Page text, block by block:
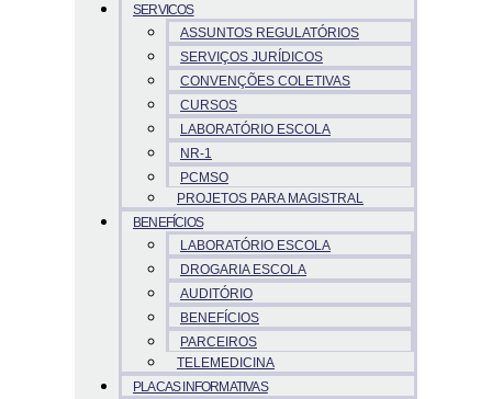
SERVICOS
ASSUNTOS REGULATÓRIOS
SERVIÇOS JURÍDICOS
CONVENÇÕES COLETIVAS
CURSOS
LABORATÓRIO ESCOLA
NR-1
PCMSO
PROJETOS PARA MAGISTRAL
BENEFÍCIOS
LABORATÓRIO ESCOLA
DROGARIA ESCOLA
AUDITÓRIO
BENEFÍCIOS
PARCEIROS
TELEMEDICINA
PLACAS INFORMATIVAS